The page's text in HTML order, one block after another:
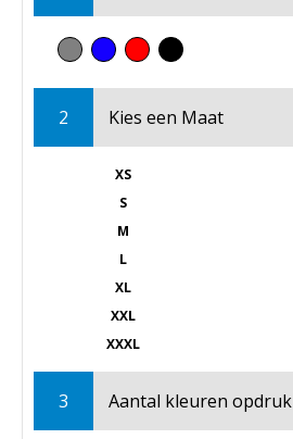
2 Kies een Maat
XS
S
M
L
XL
XXL
XXXL
3 Aantal kleuren opdruk